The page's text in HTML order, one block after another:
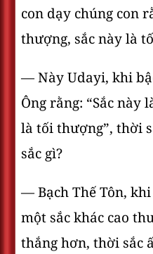
con dạy chúng con
thượng, sắc này là
— Này Udayi, khi
Ông rằng: “Sắc này
là tối thượng”, thời
sắc gì?
— Bạch Thế Tôn,
một sắc khác cao
thắng hơn, thời sắc